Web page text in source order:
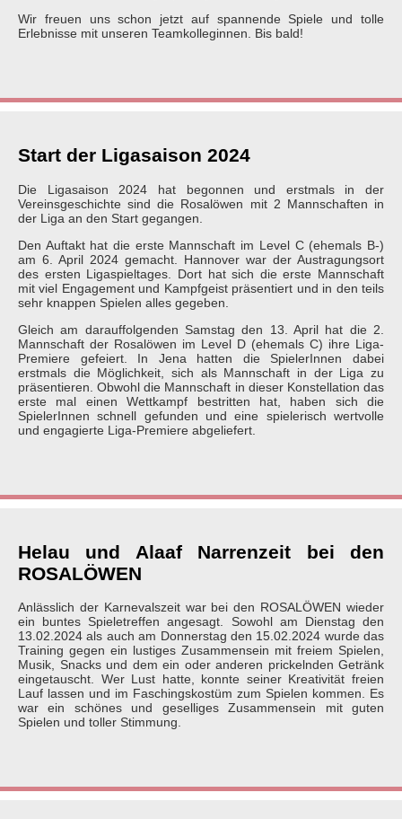
Wir freuen uns schon jetzt auf spannende Spiele und tolle
Erlebnisse mit unseren Teamkolleginnen. Bis bald!
Start der Ligasaison 2024
Die Ligasaison 2024 hat begonnen und erstmals in der
Vereinsgeschichte sind die Rosalöwen mit 2 Mannschaften in
der Liga an den Start gegangen.
Den Auftakt hat die erste Mannschaft im Level C (ehemals B-)
am 6. April 2024 gemacht. Hannover war der Austragungsort
des ersten Ligaspieltages. Dort hat sich die erste Mannschaft
mit viel Engagement und Kampfgeist präsentiert und in den teils
sehr knappen Spielen alles gegeben.
Gleich am darauffolgenden Samstag den 13. April hat die 2.
Mannschaft der Rosalöwen im Level D (ehemals C) ihre Liga-
Premiere gefeiert. In Jena hatten die SpielerInnen dabei
erstmals die Möglichkeit, sich als Mannschaft in der Liga zu
präsentieren. Obwohl die Mannschaft in dieser Konstellation das
erste mal einen Wettkampf bestritten hat, haben sich die
SpielerInnen schnell gefunden und eine spielerisch wertvolle
und engagierte Liga-Premiere abgeliefert.
Helau und Alaaf Narrenzeit bei den
ROSALÖWEN
Anlässlich der Karnevalszeit war bei den ROSALÖWEN wieder
ein buntes Spieletreffen angesagt. Sowohl am Dienstag den
13.02.2024 als auch am Donnerstag den 15.02.2024 wurde das
Training gegen ein lustiges Zusammensein mit freiem Spielen,
Musik, Snacks und dem ein oder anderen prickelnden Getränk
eingetauscht. Wer Lust hatte, konnte seiner Kreativität freien
Lauf lassen und im Faschingskostüm zum Spielen kommen. Es
war ein schönes und geselliges Zusammensein mit guten
Spielen und toller Stimmung.